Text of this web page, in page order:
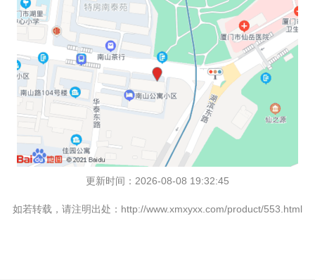
更新时间：2026-08-08 19:32:45
如若转载，请注明出处：http://www.xmxyxx.com/product/553.html